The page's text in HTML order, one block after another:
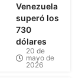
Venezuela
superó los
730
dólares
20 de
mayo de
2026